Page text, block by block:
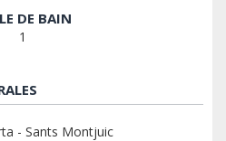
DE BAIN
1
- Sants Montjuic